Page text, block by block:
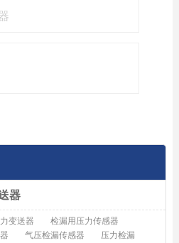
器
变送器
检漏用压力传感器
气压检漏传感器
压力检漏